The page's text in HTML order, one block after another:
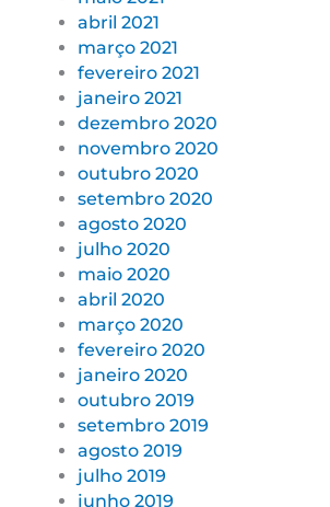
abril 2021
março 2021
fevereiro 2021
janeiro 2021
dezembro 2020
novembro 2020
outubro 2020
setembro 2020
agosto 2020
julho 2020
maio 2020
abril 2020
março 2020
fevereiro 2020
janeiro 2020
outubro 2019
setembro 2019
agosto 2019
julho 2019
junho 2019